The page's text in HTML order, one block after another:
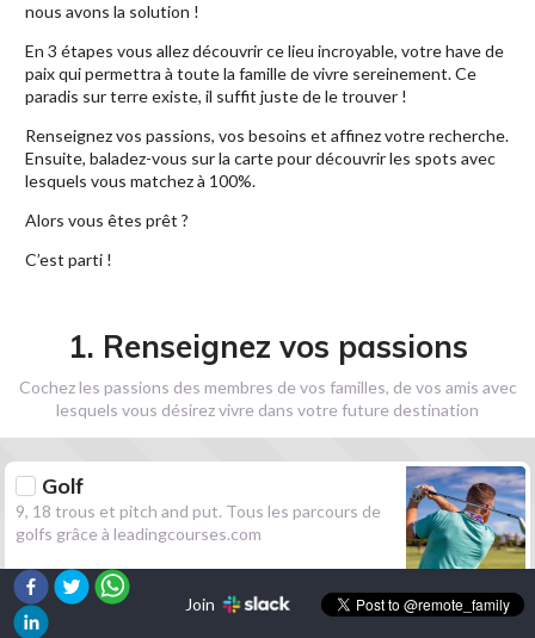
nous avons la solution !
En 3 étapes vous allez découvrir ce lieu incroyable, votre have de
paix qui permettra à toute la famille de vivre sereinement. Ce
paradis sur terre existe, il suffit juste de le trouver !
Renseignez vos passions, vos besoins et affinez votre recherche.
Ensuite, baladez-vous sur la carte pour découvrir les spots avec
lesquels vous matchez à 100%.
Alors vous êtes prêt ?
C’est parti !
1. Renseignez vos passions
Cochez les passions des membres de vos familles, de vos amis avec
lesquels vous désirez vivre dans votre future destination
Golf
9, 18 trous et pitch and put. Tous les parcours de
golfs grâce à leadingcourses.com
Randonnée
Join